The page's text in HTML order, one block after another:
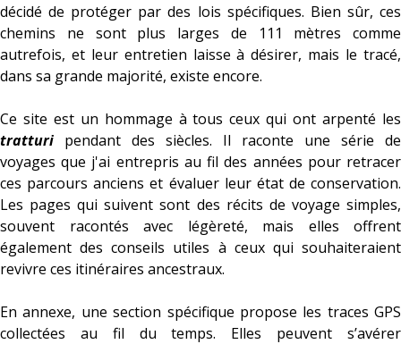
décidé de protéger par des lois spécifiques. Bien sûr, ces
chemins ne sont plus larges de 111 mètres comme
autrefois, et leur entretien laisse à désirer, mais le tracé,
dans sa grande majorité, existe encore.
Ce site est un hommage à tous ceux qui ont arpenté les
tratturi pendant des siècles. Il raconte une série de
voyages que j'ai entrepris au fil des années pour retracer
ces parcours anciens et évaluer leur état de conservation.
Les pages qui suivent sont des récits de voyage simples,
souvent racontés avec légèreté, mais elles offrent
également des conseils utiles à ceux qui souhaiteraient
revivre ces itinéraires ancestraux.
En annexe, une section spécifique propose les traces GPS
collectées au fil du temps. Elles peuvent s’avérer